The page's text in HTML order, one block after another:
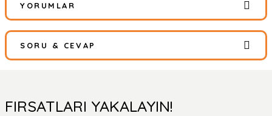
YORUMLAR
Bu ürüne ilk yorumu siz yapın!
SORU & CEVAP
Ürün hakkında henüz soru sorulmamış.
FIRSATLARI YAKALAYIN!